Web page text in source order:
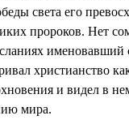
света его
пророков. Нет
именовавший
христианство
и видел в
мира.